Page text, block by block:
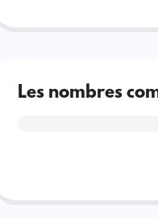
Les nombres